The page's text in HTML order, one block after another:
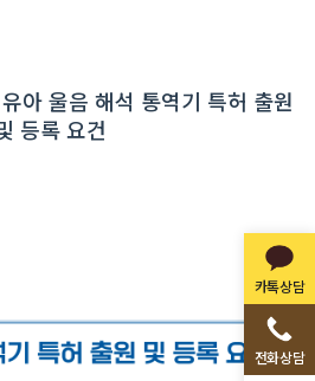
카톡상담
전화상담
아 울음 해석 통역기 특허 출원
등록 요건